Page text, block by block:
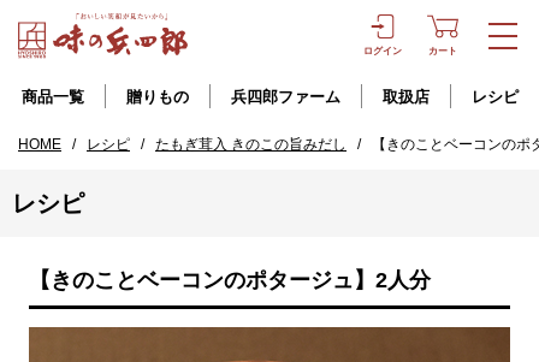
ログイン カート
商品一覧 贈りもの 兵四郎ファーム 取扱店 レシピ
HOME / レシピ / たもぎ茸入 きのこの旨みだし / 【きのことベーコンの
レシピ
【きのことベーコンのポタージュ】2人分